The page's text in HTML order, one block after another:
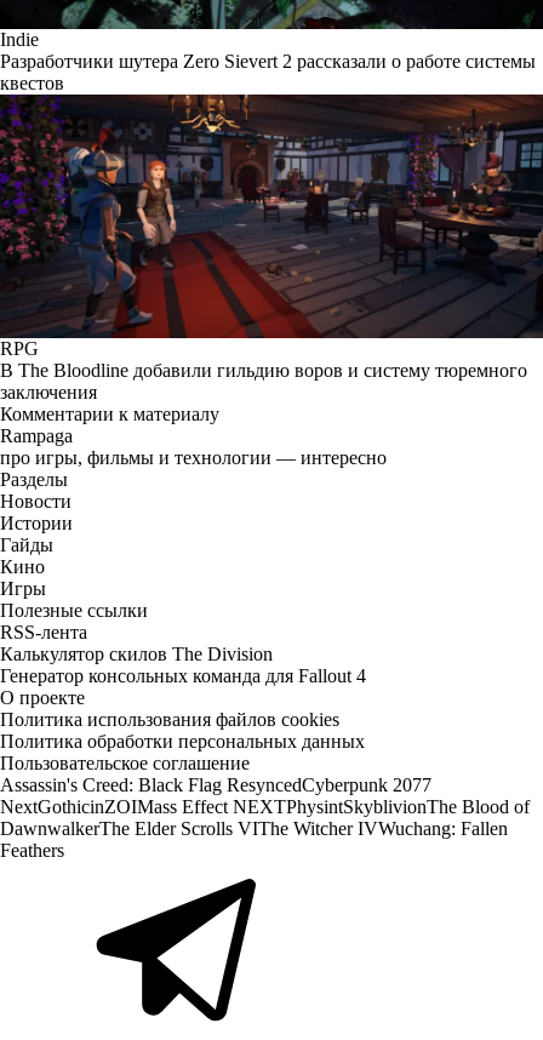
Indie
Разработчики шутера Zero Sievert 2 рассказали о работе системы
квестов
RPG
В The Bloodline добавили гильдию воров и систему тюремного
заключения
Комментарии к материалу
Rampaga
про игры, фильмы и технологии — интересно
Разделы
Новости
Истории
Гайды
Кино
Игры
Полезные ссылки
RSS-лента
Калькулятор скилов The Division
Генератор консольных команда для Fallout 4
О проекте
Политика использования файлов cookies
Политика обработки персональных данных
Пользовательское соглашение
Assassin's Creed: Black Flag ResyncedCyberpunk 2077
NextGothicinZOIMass Effect NEXTPhysintSkyblivionThe Blood of
DawnwalkerThe Elder Scrolls VIThe Witcher IVWuchang: Fallen
Feathers